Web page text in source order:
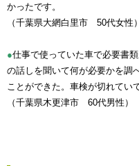
かったです。
（千葉県大網白里市 50代女性）
●仕事で使っていた車で必要書
の話しを聞いて何が必要かを調
ことができた。車検が切れてい
（千葉県木更津市 60代男性）